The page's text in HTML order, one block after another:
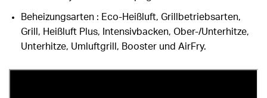
Beheizungsarten : Eco-Heißluft, Grillbetriebsarten,
Grill, Heißluft Plus, Intensivbacken, Ober-/Unterhitze,
Unterhitze, Umluftgrill, Booster und AirFry.